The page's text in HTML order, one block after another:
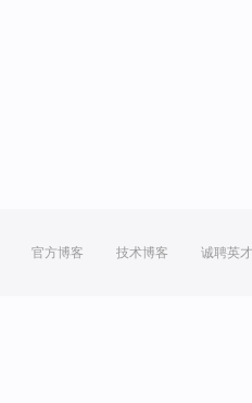
官方博客 技术博客 诚聘英才